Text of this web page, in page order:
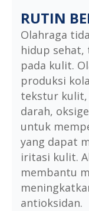
RUTIN
Olahraga
hidup
pada kulit.
produksi
tekstur kulit,
darah,
untuk
yang dapat
iritasi kulit.
membantu
antioksidan.